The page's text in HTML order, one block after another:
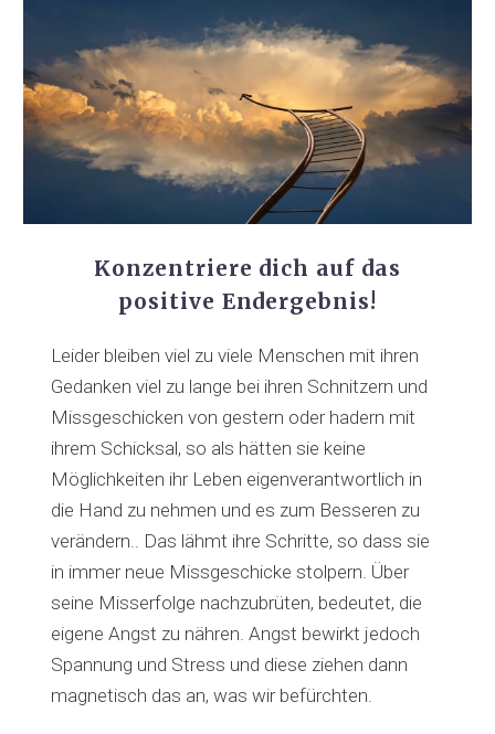
Konzentriere dich auf das
positive Endergebnis!
Leider bleiben viel zu viele Menschen mit ihren
Gedanken viel zu lange bei ihren Schnitzern und
Missgeschicken von gestern oder hadern mit
ihrem Schicksal, so als hätten sie keine
Möglichkeiten ihr Leben eigenverantwortlich in
die Hand zu nehmen und es zum Besseren zu
verändern.. Das lähmt ihre Schritte, so dass sie
in immer neue Missgeschicke stolpern. Über
seine Misserfolge nachzubrüten, bedeutet, die
eigene Angst zu nähren. Angst bewirkt jedoch
Spannung und Stress und diese ziehen dann
magnetisch das an, was wir befürchten.